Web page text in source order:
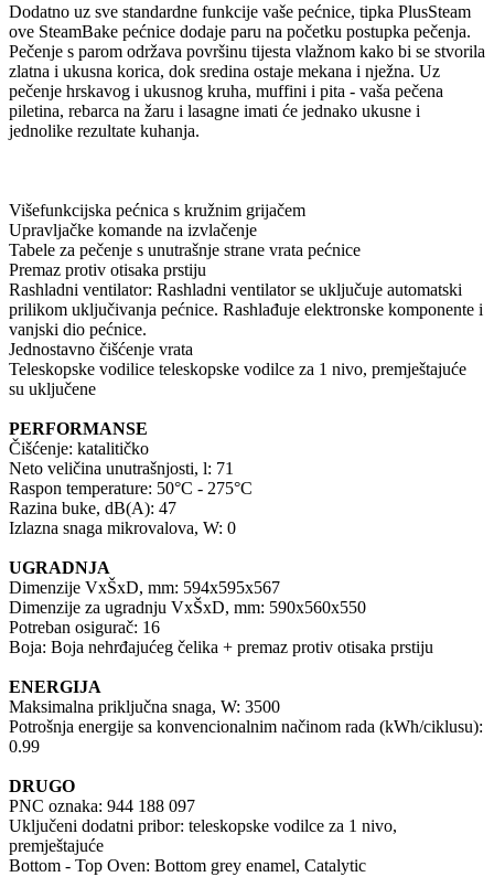
Dodatno uz sve standardne funkcije vaše pećnice, tipka PlusSteam
ove SteamBake pećnice dodaje paru na početku postupka pečenja.
Pečenje s parom održava površinu tijesta vlažnom kako bi se stvorila
zlatna i ukusna korica, dok sredina ostaje mekana i nježna. Uz
pečenje hrskavog i ukusnog kruha, muffini i pita - vaša pečena
piletina, rebarca na žaru i lasagne imati će jednako ukusne i
jednolike rezultate kuhanja.
Višefunkcijska pećnica s kružnim grijačem
Upravljačke komande na izvlačenje
Tabele za pečenje s unutrašnje strane vrata pećnice
Premaz protiv otisaka prstiju
Rashladni ventilator: Rashladni ventilator se uključuje automatski
prilikom uključivanja pećnice. Rashlađuje elektronske komponente i
vanjski dio pećnice.
Jednostavno čišćenje vrata
Teleskopske vodilice teleskopske vodilce za 1 nivo, premještajuće
su uključene
PERFORMANSE
Čišćenje: katalitičko
Neto veličina unutrašnjosti, l: 71
Raspon temperature: 50°C - 275°C
Razina buke, dB(A): 47
Izlazna snaga mikrovalova, W: 0
UGRADNJA
Dimenzije VxŠxD, mm: 594x595x567
Dimenzije za ugradnju VxŠxD, mm: 590x560x550
Potreban osigurač: 16
Boja: Boja nehrđajućeg čelika + premaz protiv otisaka prstiju
ENERGIJA
Maksimalna priključna snaga, W: 3500
Potrošnja energije sa konvencionalnim načinom rada (kWh/ciklusu):
0.99
DRUGO
PNC oznaka: 944 188 097
Uključeni dodatni pribor: teleskopske vodilce za 1 nivo,
premještajuće
Bottom - Top Oven: Bottom grey enamel, Catalytic